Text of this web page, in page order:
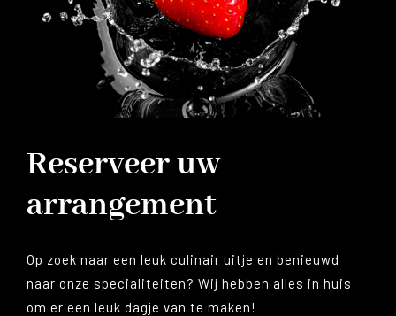
Reserveer uw
arrangement
Op zoek naar een leuk culinair uitje en benieuwd
naar onze specialiteiten? Wij hebben alles in huis
om er een leuk dagje van te maken!